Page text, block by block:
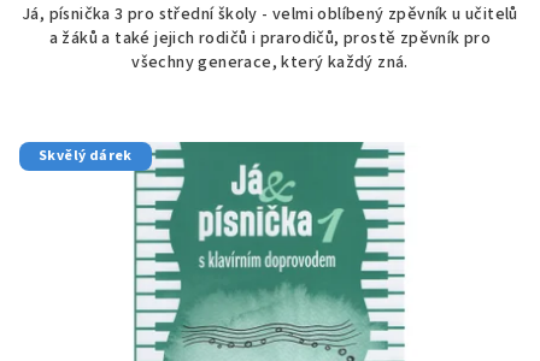
Já, písnička 3 pro střední školy - velmi oblíbený zpěvník u učitelů
a žáků a také jejich rodičů i prarodičů, prostě zpěvník pro
všechny generace, který každý zná.
Skvělý dárek